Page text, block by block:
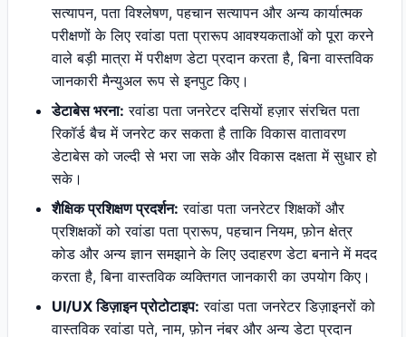
सत्यापन, पता विश्लेषण, पहचान सत्यापन और अन्य कार्यात्मक
परीक्षणों के लिए रवांडा पता प्रारूप आवश्यकताओं को पूरा करने
वाले बड़ी मात्रा में परीक्षण डेटा प्रदान करता है, बिना वास्तविक
जानकारी मैन्युअल रूप से इनपुट किए।
डेटाबेस भरना: रवांडा पता जनरेटर दसियों हज़ार संरचित पता
रिकॉर्ड बैच में जनरेट कर सकता है ताकि विकास वातावरण
डेटाबेस को जल्दी से भरा जा सके और विकास दक्षता में सुधार हो
सके।
शैक्षिक प्रशिक्षण प्रदर्शन: रवांडा पता जनरेटर शिक्षकों और
प्रशिक्षकों को रवांडा पता प्रारूप, पहचान नियम, फ़ोन क्षेत्र
कोड और अन्य ज्ञान समझाने के लिए उदाहरण डेटा बनाने में मदद
करता है, बिना वास्तविक व्यक्तिगत जानकारी का उपयोग किए।
UI/UX डिज़ाइन प्रोटोटाइप: रवांडा पता जनरेटर डिज़ाइनरों को
वास्तविक रवांडा पते, नाम, फ़ोन नंबर और अन्य डेटा प्रदान